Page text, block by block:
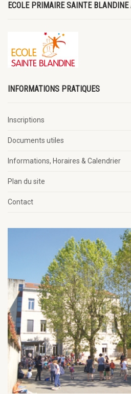
ECOLE PRIMAIRE SAINTE
INFORMATIONS PRATIQUES
Inscriptions
Documents utiles
Informations, Horaires & Calendrier
Plan du site
Contact